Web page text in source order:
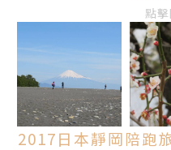
點
2017日本靜岡陪跑